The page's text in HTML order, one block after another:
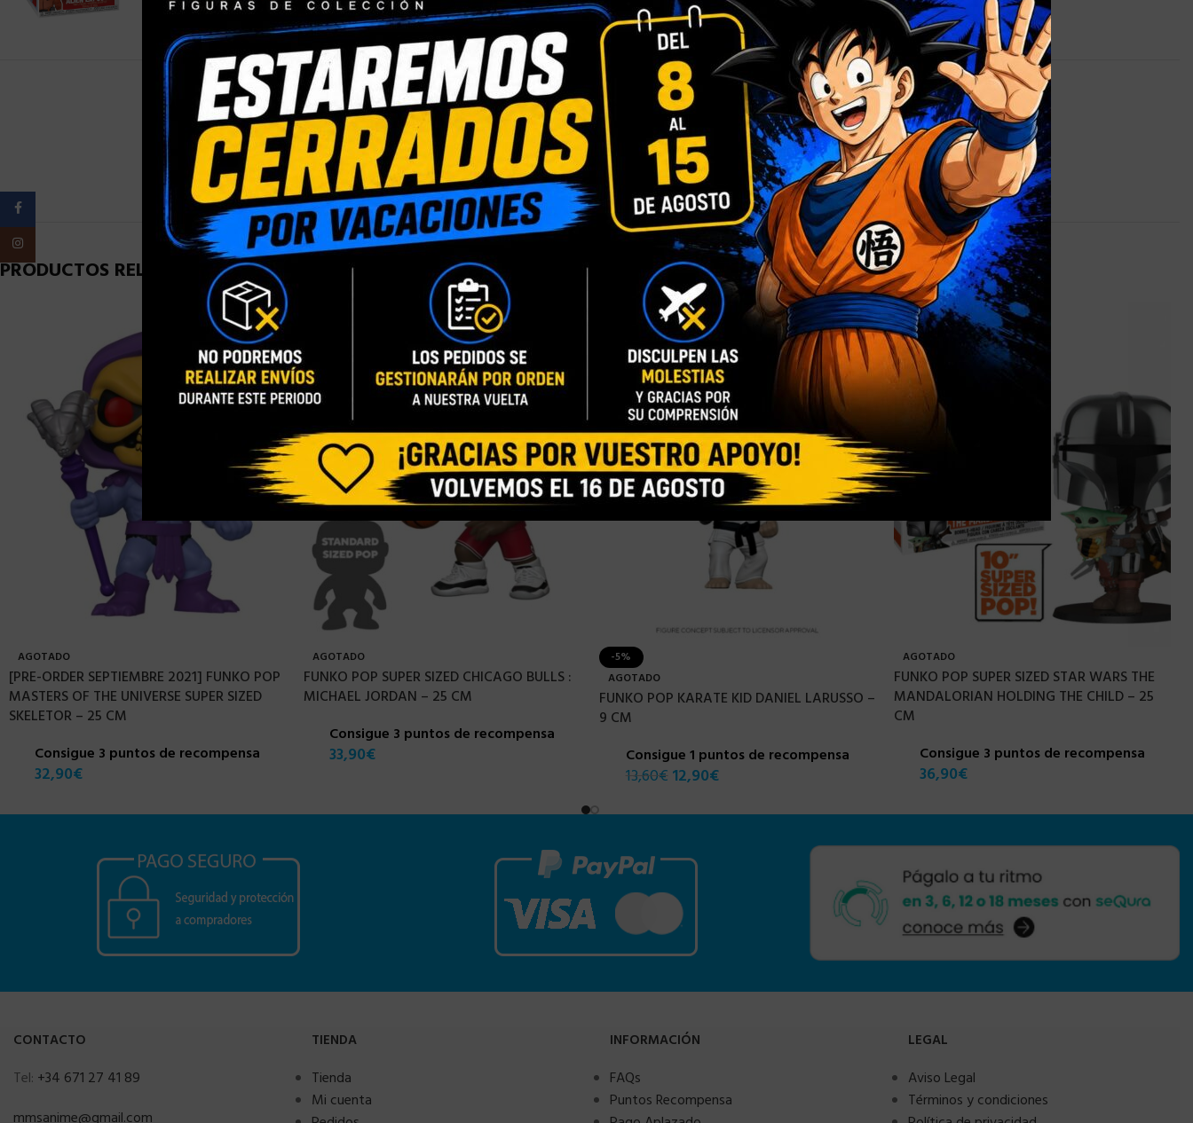
INFORMACIÓN ADICIONAL VALORACIONES (0)
PESO 0,7 kg
PRODUCTOS RELACIONADOS
AGOTADO
[PRE-ORDER SEPTIEMBRE 2021] FUNKO POP
MASTERS OF THE UNIVERSE SUPER SIZED
SKELETOR – 25 CM
Consigue 3 puntos de recompensa
32,90€
AGOTADO
FUNKO POP SUPER SIZED CHICAGO BULLS :
MICHAEL JORDAN – 25 CM
Consigue 3 puntos de recompensa
33,90€
-5%
AGOTADO
FUNKO POP KARATE KID DANIEL LARUSSO –
9 CM
Consigue 1 puntos de recompensa
13,60€ 12,90€
AGOTADO
FUNKO POP SUPER SIZED STAR WARS THE
MANDALORIAN HOLDING THE CHILD – 25
CM
Consigue 3 puntos de recompensa
36,90€
CONTACTO
Tel: +34 671 27 41 89
TIENDA
Tienda
Mi cuenta
INFORMACIÓN
FAQs
Puntos Recompensa
LEGAL
Aviso Legal
Términos y condiciones